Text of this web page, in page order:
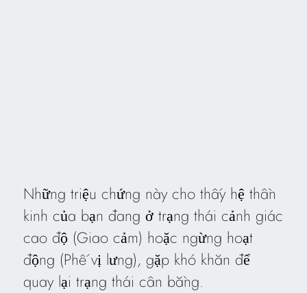
Những triệu chứng này cho thấy hệ thần
kinh của bạn đang ở trạng thái cảnh giác
cao độ (Giao cảm) hoặc ngừng hoạt
động (Phế vị lưng), gặp khó khăn để
quay lại trạng thái cân bằng.